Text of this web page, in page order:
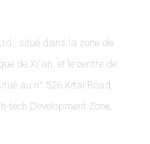
situé dans la zone de
de Xi'an, et le centre de
au n° 526 Xitai Road,
Development Zone,